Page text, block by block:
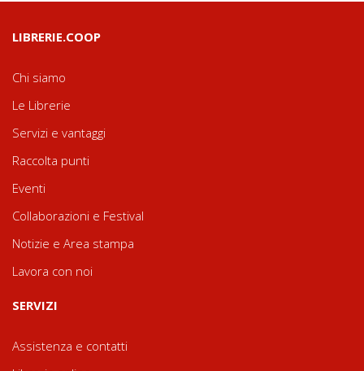
LIBRERIE.COOP
Chi siamo
Le Librerie
Servizi e vantaggi
Raccolta punti
Eventi
Collaborazioni e Festival
Notizie e Area stampa
Lavora con noi
SERVIZI
Assistenza e contatti